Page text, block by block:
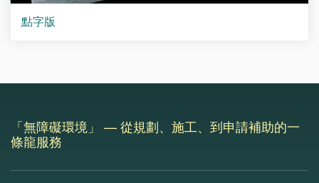
點字版
「無障礙環境」 — 從規劃、施工、到申請補助的一
條龍服務